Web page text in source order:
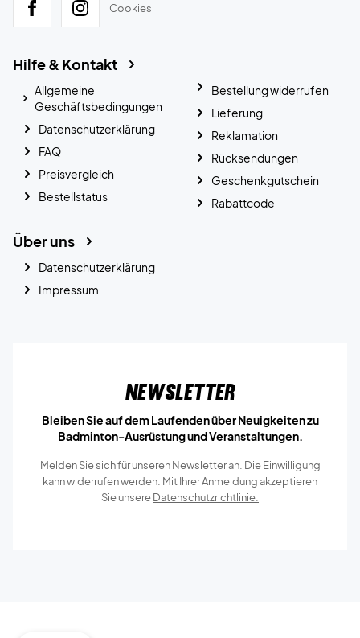
Cookies
Hilfe & Kontakt
Allgemeine
Geschäftsbedingungen
Datenschutzerklärung
FAQ
Preisvergleich
Bestellstatus
Bestellung widerrufen
Lieferung
Reklamation
Rücksendungen
Geschenkgutschein
Rabattcode
Über uns
Datenschutzerklärung
Impressum
Newsletter
Bleiben Sie auf dem Laufenden über Neuigkeiten zu
Badminton-Ausrüstung und Veranstaltungen.
Melden Sie sich für unseren Newsletter an. Die Einwilligung
kann widerrufen werden. Mit Ihrer Anmeldung akzeptieren
Sie unsereDatenschutzrichtlinie.